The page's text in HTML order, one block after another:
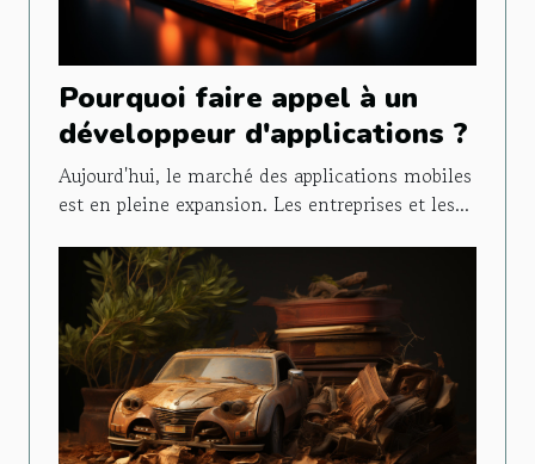
Pourquoi faire appel à un
développeur d'applications ?
Aujourd'hui, le marché des applications mobiles
est en pleine expansion. Les entreprises et les...